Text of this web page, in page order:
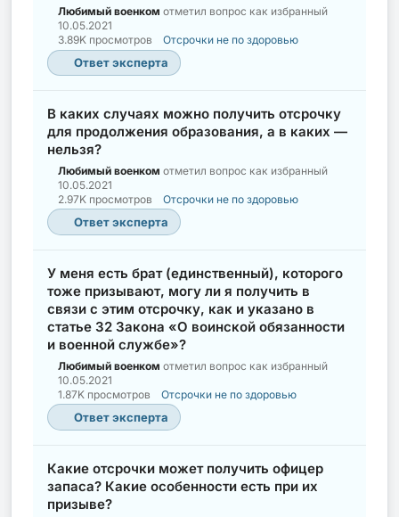
Любимый военком отметил вопрос как избранный
10.05.2021
3.89K просмотров
Отсрочки не по здоровью
Ответ эксперта
В каких случаях можно получить отсрочку
для продолжения образования, а в каких —
нельзя?
Любимый военком отметил вопрос как избранный
10.05.2021
2.97K просмотров
Отсрочки не по здоровью
Ответ эксперта
У меня есть брат (единственный), которого
тоже призывают, могу ли я получить в
связи с этим отсрочку, как и указано в
статье 32 Закона «О воинской обязанности
и военной службе»?
Любимый военком отметил вопрос как избранный
10.05.2021
1.87K просмотров
Отсрочки не по здоровью
Ответ эксперта
Какие отсрочки может получить офицер
запаса? Какие особенности есть при их
призыве?